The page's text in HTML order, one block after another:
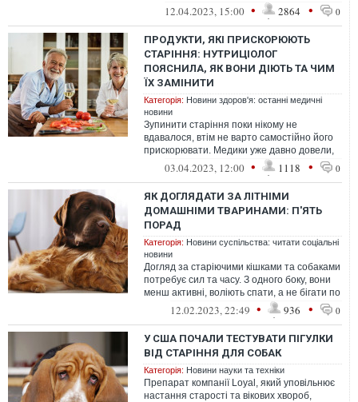
та уповільнити процес старіння?
12.04.2023, 15:00 • 2864 • 0
ПРОДУКТИ, ЯКІ ПРИСКОРЮЮТЬ
СТАРІННЯ: НУТРИЦІОЛОГ
ПОЯСНИЛА, ЯК ВОНИ ДІЮТЬ ТА ЧИМ
ЇХ ЗАМІНИТИ
Категорія: Новини здоров'я: останні медичні
новини
Зупинити старіння поки нікому не
вдавалося, втім не варто самостійно його
прискорювати. Медики уже давно довели,
що їжа значно впливає на цей процес. ...
03.04.2023, 12:00 • 1118 • 0
ЯК ДОГЛЯДАТИ ЗА ЛІТНІМИ
ДОМАШНІМИ ТВАРИНАМИ: П'ЯТЬ
ПОРАД
Категорія: Новини суспільства: читати соціальні
новини
Догляд за старіючими кішками та собаками
потребує сил та часу. З одного боку, вони
менш активні, воліють спати, а не бігати по
дому. З іншого боку, у ...
12.02.2023, 22:49 • 936 • 0
У США ПОЧАЛИ ТЕСТУВАТИ ПІГУЛКИ
ВІД СТАРІННЯ ДЛЯ СОБАК
Категорія: Новини науки та техніки
Препарат компанії Loyal, який уповільнює
настання старості та вікових хвороб,